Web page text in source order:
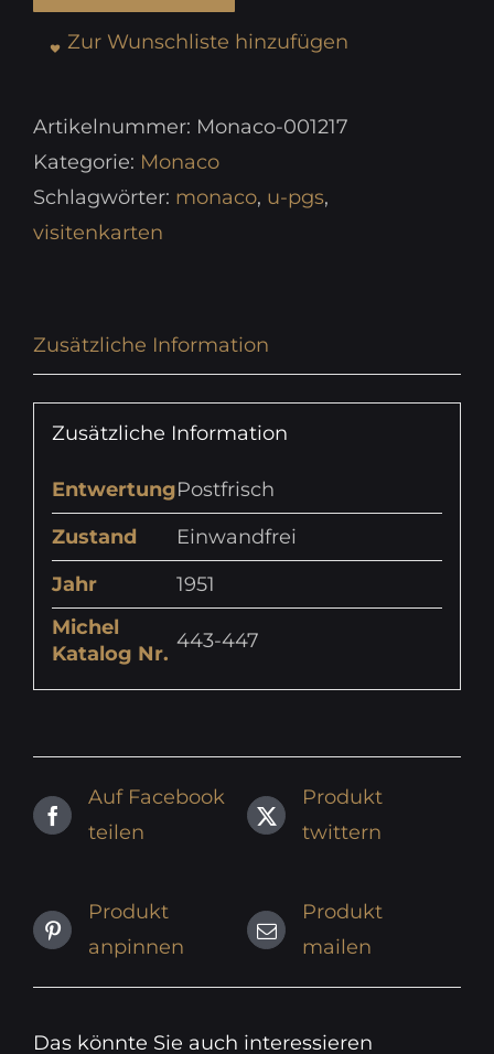
Zur Wunschliste hinzufügen
Artikelnummer: Monaco-001217
Kategorie: Monaco
Schlagwörter: monaco, u-pgs,
visitenkarten
Zusätzliche Information
Zusätzliche Information
EntwertungPostfrisch
Zustand
Einwandfrei
Jahr
1951
Michel
Katalog Nr.
443-447
Auf Facebook
teilen
Produkt
twittern
Produkt
anpinnen
Produkt
mailen
Das könnte Sie auch interessieren